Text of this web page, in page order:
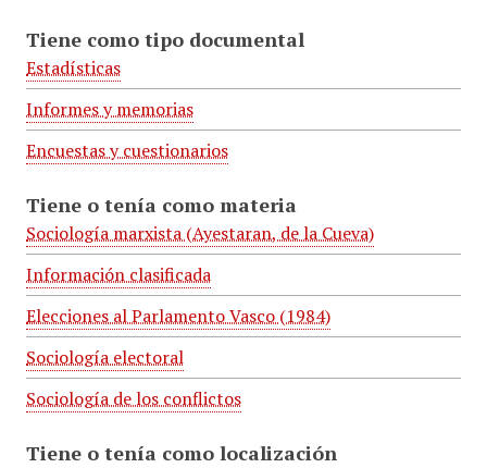
Tiene como tipo documental
Estadísticas
Informes y memorias
Encuestas y cuestionarios
Tiene o tenía como materia
Sociología marxista (Ayestaran, de la Cueva)
Información clasificada
Elecciones al Parlamento Vasco (1984)
Sociología electoral
Sociología de los conflictos
Tiene o tenía como localización